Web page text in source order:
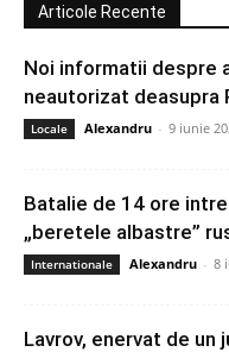
Articole Recente
Noi informatii despre
neautorizat deasupra
Locale Alexandru - 9 iunie
Batalie de 14 ore
„beretele albastre”
Internationale Alexandru - 8
Lavrov, enervat de un